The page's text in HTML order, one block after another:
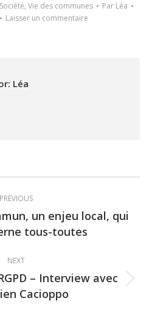
Société, Vie des communes Par Léa
Laisser un commentaire
Léa
PREVIOUS
Previous
post:
un enjeu local, qui
tous-toutes
NEXT
Next
post:
– Interview avec
Cacioppo